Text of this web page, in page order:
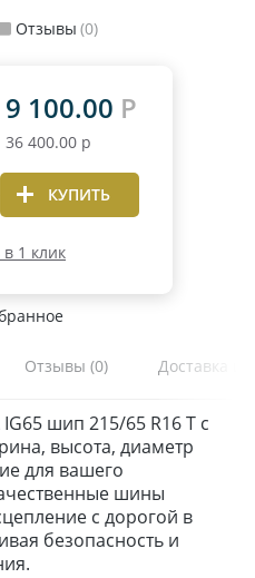
Отзывы (0)
9 100.00 Р
36 400.00 р
КУПИТЬ
1 клик
Отзывы (0) Доставка и
шип 215/65 R16 T с
высота, диаметр
для вашего
шины
с дорогой в
безопасность и